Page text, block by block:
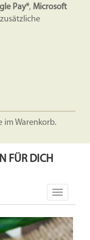
Pay*, Microsoft
im Warenkorb.
FÜR DICH